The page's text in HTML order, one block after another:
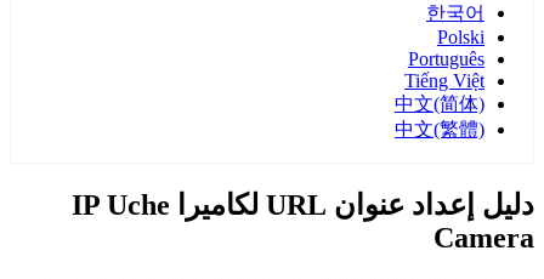
한국어
Polski
Português
Tiếng Việt
中文(简体)
中文(繁體)
دليل إعداد عنوان URL لكاميرا IP Uche
Camera